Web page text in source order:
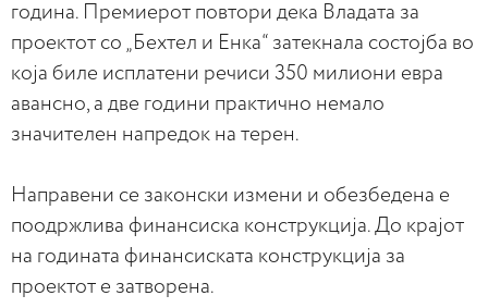
година. Премиерот повтори дека Владата за
проектот со „Бехтел и Енка“ затекнала состојба во
која биле исплатени речиси 350 милиони евра
авансно, а две години практично немало
значителен напредок на терен.
Направени се законски измени и обезбедена е
поодржлива финансиска конструкција. До крајот
на годината финансиската конструкција за
проектот е затворена.